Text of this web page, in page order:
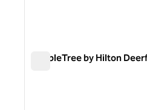
DoubleTree by Hilton